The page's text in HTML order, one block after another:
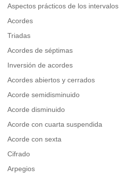
Aspectos prácticos de los intervalos
Acordes
Triadas
Acordes de séptimas
Inversión de acordes
Acordes abiertos y cerrados
Acorde semidisminuido
Acorde disminuido
Acorde con cuarta suspendida
Acorde con sexta
Cifrado
Arpegios